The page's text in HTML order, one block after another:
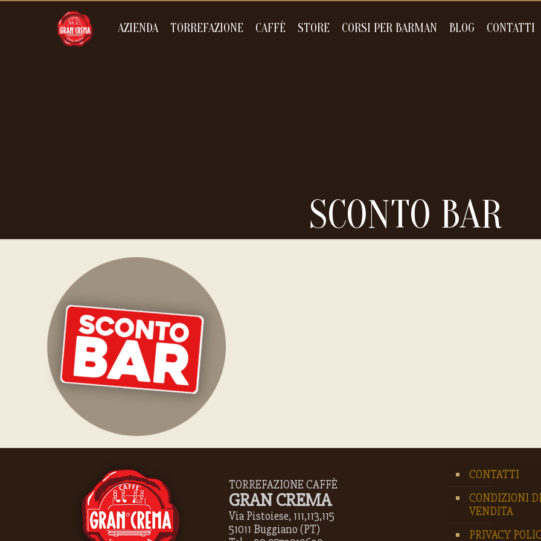
AZIENDA TORREFAZIONE CAFFÈ STORE CORSI PER BARMAN BLOG CONTATTI
SCONTO BAR
TORREFAZIONE CAFFÈ
GRAN CREMA
Via Pistoiese, 111,113,115
51011 Buggiano (PT)
CONTATTI
CONDIZIONI
VENDITA
PRIVACY